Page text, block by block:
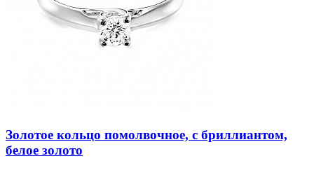
Золотое кольцо помолвочное, с бриллиантом,
белое золото